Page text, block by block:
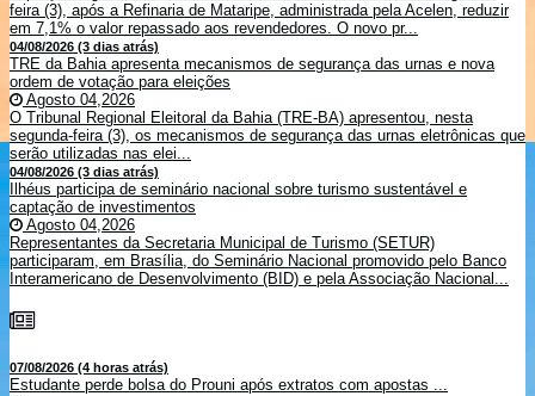
feira (3), após a Refinaria de Mataripe, administrada pela Acelen, reduzir
em 7,1% o valor repassado aos revendedores. O novo pr...
04/08/2026 (3 dias atrás)
TRE da Bahia apresenta mecanismos de segurança das urnas e nova
ordem de votação para eleições
Agosto 04,2026
O Tribunal Regional Eleitoral da Bahia (TRE-BA) apresentou, nesta
segunda-feira (3), os mecanismos de segurança das urnas eletrônicas que
serão utilizadas nas elei...
04/08/2026 (3 dias atrás)
Ilhéus participa de seminário nacional sobre turismo sustentável e
captação de investimentos
Agosto 04,2026
Representantes da Secretaria Municipal de Turismo (SETUR)
participaram, em Brasília, do Seminário Nacional promovido pelo Banco
Interamericano de Desenvolvimento (BID) e pela Associação Nacional...
07/08/2026 (4 horas atrás)
Estudante perde bolsa do Prouni após extratos com apostas ...